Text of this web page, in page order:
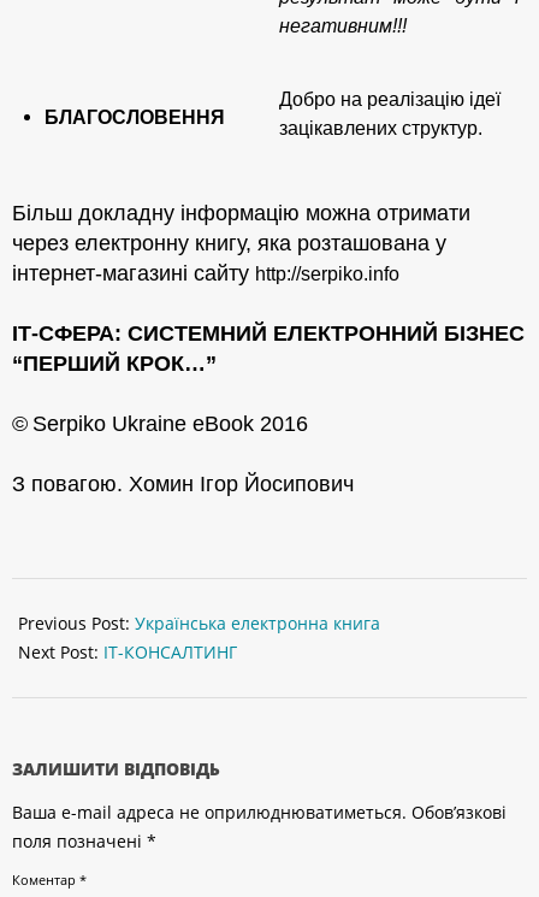
негативним!!!
БЛАГОСЛОВЕННЯ
Добро на реалізацію ідеї
зацікавлених структур.
Більш докладну інформацію можна отримати
через електронну книгу, яка розташована у
інтернет-магазині сайту http://serpiko.info
ІТ-СФЕРА: СИСТЕМНИЙ ЕЛЕКТРОННИЙ БІЗНЕС
“ПЕРШИЙ КРОК…”
© Serpiko Ukraine eBook 2016
З повагою. Хомин Ігор Йосипович
01-
09
Previous Post: Українська електронна книга
Next Post: ІТ-КОНСАЛТИНГ
ЗАЛИШИТИ ВІДПОВІДЬ
Ваша e-mail адреса не оприлюднюватиметься. Обов’язкові
поля позначені *
Коментар *